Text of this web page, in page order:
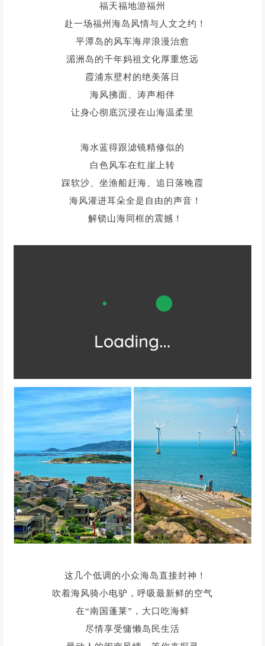
福天福地游福州
赴一场福州海岛风情与人文之约！
平潭岛的风车海岸浪漫治愈
湄洲岛的千年妈祖文化厚重悠远
霞浦东壁村的绝美落日
海风拂面、涛声相伴
让身心彻底沉浸在山海温柔里
海水蓝得跟滤镜精修似的
白色风车在红崖上转
踩软沙、坐渔船赶海、追日落晚霞
海风灌进耳朵全是自由的声音！
解锁山海同框的震撼！
这几个低调的小众海岛直接封神！
吹着海风骑小电驴，呼吸最新鲜的空气
在“南国蓬莱”， 大口吃海鲜
尽情享受慵懒岛民生活